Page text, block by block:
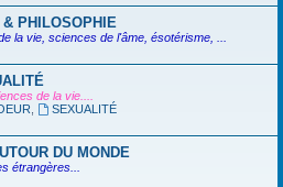
PHILOSOPHIE
la vie, sciences de l'âme, ésotérisme, ...
de la vie....
SEXUALITÉ
DU MONDE
étrangères...